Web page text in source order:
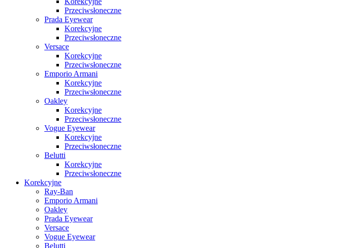
Przeciwsłoneczne
Prada Eyewear
Korekcyjne
Przeciwsłoneczne
Versace
Korekcyjne
Przeciwsłoneczne
Emporio Armani
Korekcyjne
Przeciwsłoneczne
Oakley
Korekcyjne
Przeciwsłoneczne
Vogue Eyewear
Korekcyjne
Przeciwsłoneczne
Belutti
Korekcyjne
Przeciwsłoneczne
Korekcyjne
Ray-Ban
Emporio Armani
Oakley
Prada Eyewear
Versace
Vogue Eyewear
Belutti